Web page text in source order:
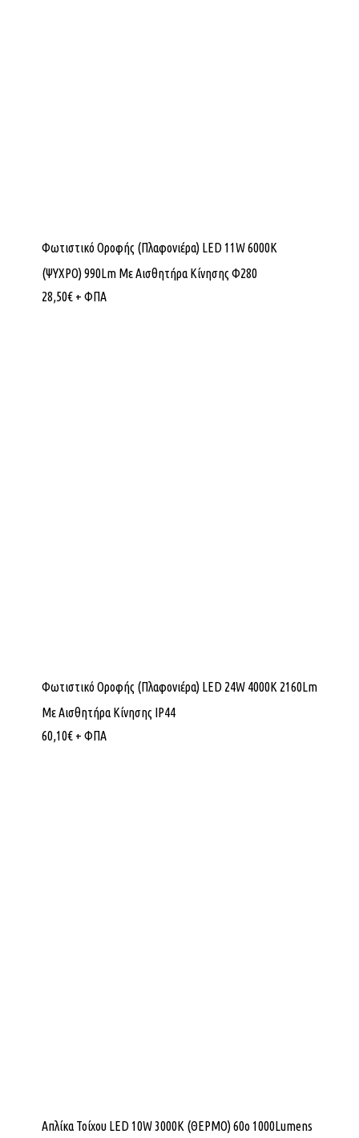
Φωτιστικό Οροφής (Πλαφονιέρα) LED 11W 6000K
(ΨΥΧΡΟ) 990Lm Με Αισθητήρα Κίνησης Φ280
28,50€ + ΦΠΑ
Φωτιστικό Οροφής (Πλαφονιέρα) LED 24W 4000K 2160Lm
Με Αισθητήρα Κίνησης IP44
60,10€ + ΦΠΑ
Απλίκα Τοίχου LED 10W 3000K (ΘΕΡΜΟ) 60ο 1000Lumens